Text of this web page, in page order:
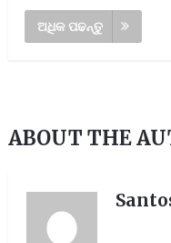
ଅଧିକ ପଢନ୍ତୁ
ABOUT THE